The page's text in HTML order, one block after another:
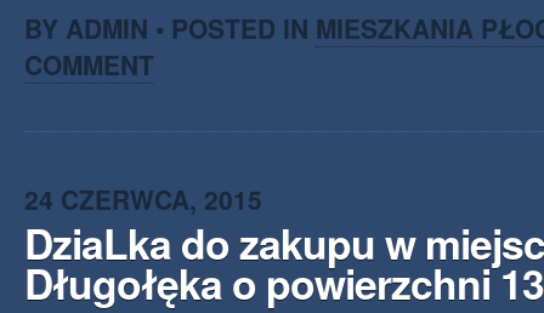
BY ADMIN • POSTED IN MIESZKANIA
COMMENT
24 CZERWCA, 2015
DziaLka do zakupu w
Długołęka o powierzchni